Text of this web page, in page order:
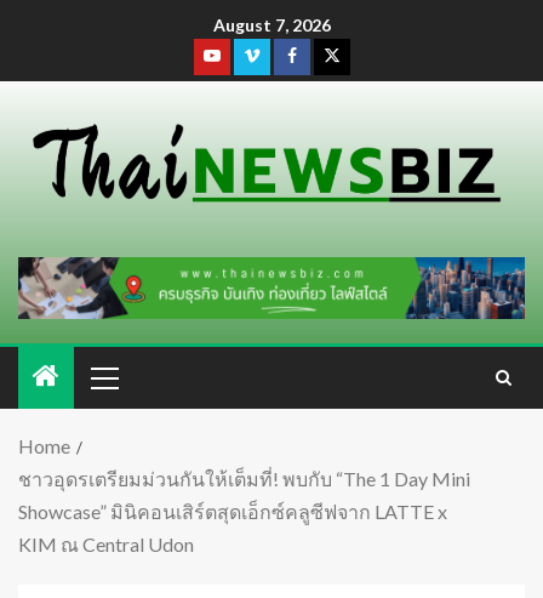
August 7, 2026
Home
ชาวอุดรเตรียมม่วนกันให้เต็มที่! พบกับ “The 1 Day Mini
Showcase” มินิคอนเสิร์ตสุดเอ็กซ์คลูซีฟจาก LATTE x
KIM ณ Central Udon